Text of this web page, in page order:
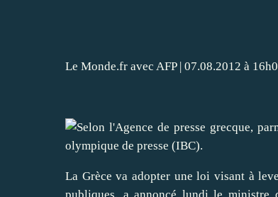
Le Monde.fr avec AFP| 07.08.2012 à
La Grèce va adopterune loi visant à